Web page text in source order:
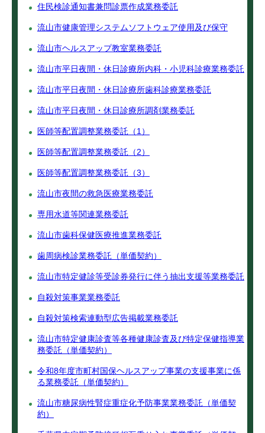
住民検診通知書兼問診票作成業務委託
流山市健康管理システムソフトウェア使用及び保守
流山市ヘルスアップ教室業務委託
流山市平日夜間・休日診療所内科・小児科診療業務委託
流山市平日夜間・休日診療所歯科診療業務委託
流山市平日夜間・休日診療所調剤業務委託
医師等配置調整業務委託（1）
医師等配置調整業務委託（2）
医師等配置調整業務委託（3）
流山市夜間の救急医療業務委託
専用水道等関連業務委託
流山市歯科保健医療推進業務委託
歯周病検診業務委託（単価契約）
流山市特定健診等受診券発行に伴う抽出支援等業務委託
自殺対策事業業務委託
自殺対策検索連動型広告掲載業務委託
流山市特定健康診査等各種健康診査及び特定保健指導業
務委託（単価契約）
令和8年度市町村国保ヘルスアップ事業の支援事業に係
る業務委託（単価契約）
流山市糖尿病性腎症重症化予防事業業務委託（単価契
約）